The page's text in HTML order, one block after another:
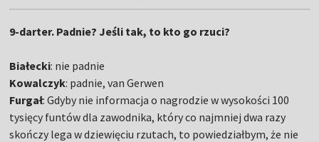
9-darter. Padnie? Jeśli tak, to kto go rzuci?
Białecki: nie padnie
Kowalczyk: padnie, van Gerwen
Furgał: Gdyby nie informacja o nagrodzie w wysokości 100
tysięcy funtów dla zawodnika, który co najmniej dwa razy
skończy lega w dziewięciu rzutach, to powiedziałbym, że nie